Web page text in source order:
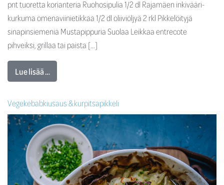
pnt tuoretta korianteria Ruohosipulia 1/2 dl Rajamäen inkivääri-
kurkuma omenaviinietikkaa 1/2 dl oliiviöljyä 2 rkl Pikkelöityjä
sinapinsiemeniä Mustapippuria Suolaa Leikkaa entrecote
pihveiksi, grillaa tai paista […]
Lue lisää …
Vegekebabkiusaus & kurpitsapikkeli